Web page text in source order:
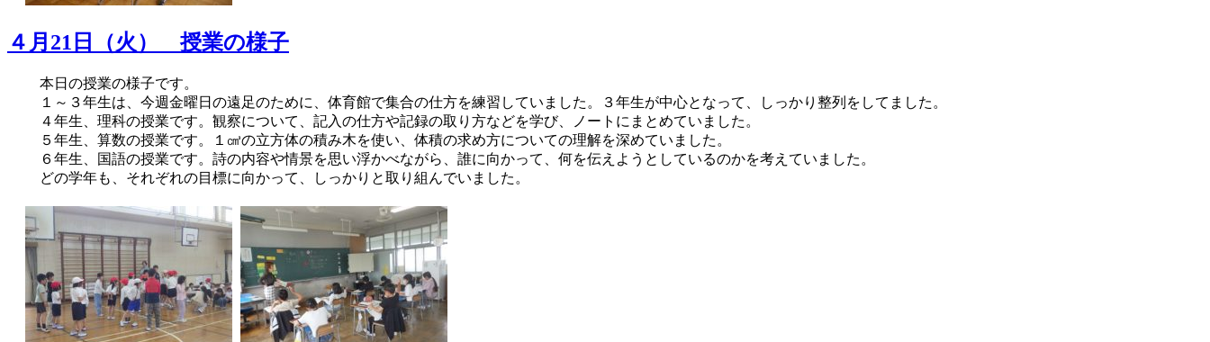
４月21日（火） 授業の様子
本日の授業の様子です。
１～３年生は、今週金曜日の遠足のために、体育館で集合の仕方を練習していました。３年生が中心となって、しっかり整列をしてました。
４年生、理科の授業です。観察について、記入の仕方や記録の取り方などを学び、ノートにまとめていました。
５年生、算数の授業です。１㎤の立方体の積み木を使い、体積の求め方についての理解を深めていました。
６年生、国語の授業です。詩の内容や情景を思い浮かべながら、誰に向かって、何を伝えようとしているのかを考えていました。
どの学年も、それぞれの目標に向かって、しっかりと取り組んでいました。